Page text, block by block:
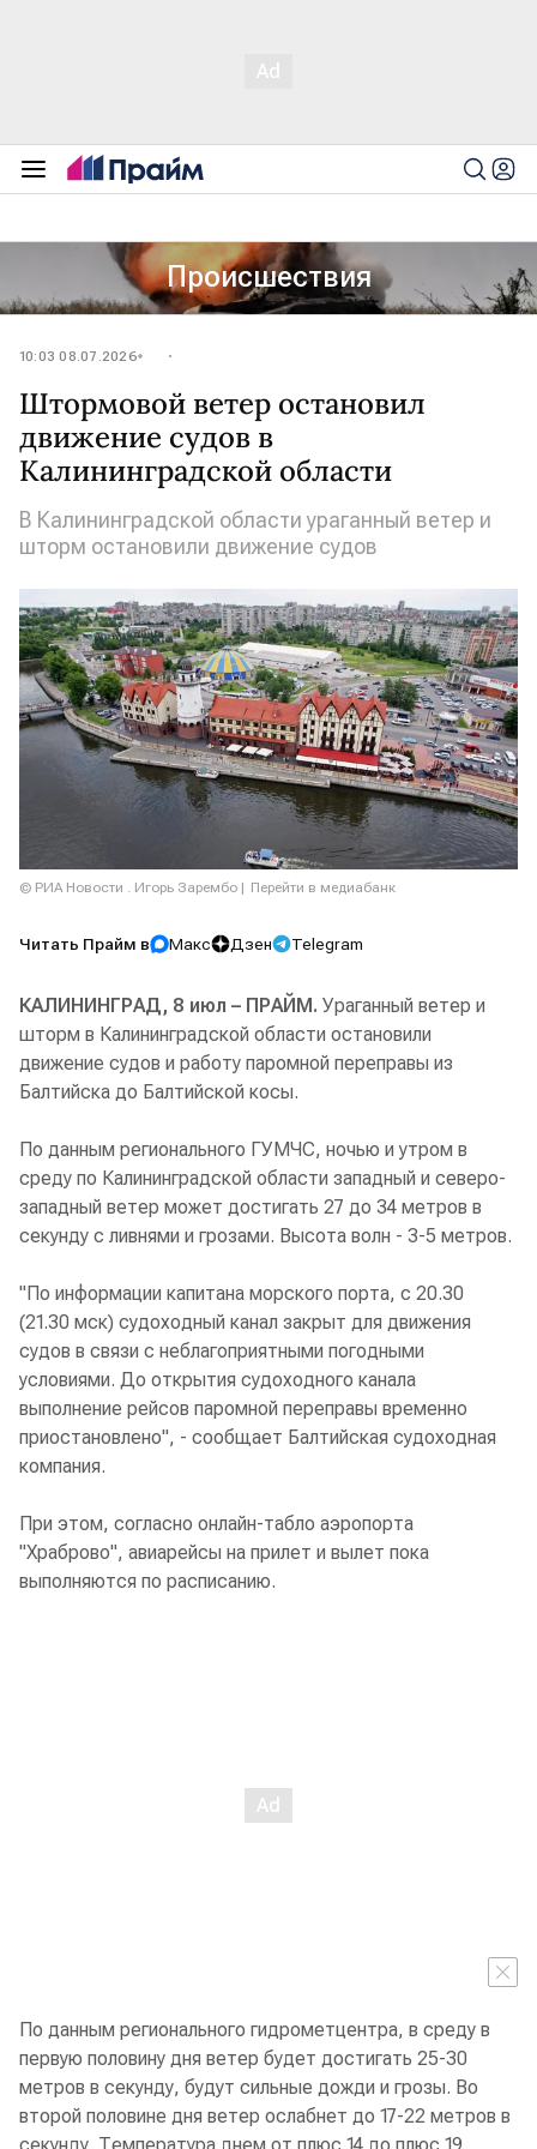
Происшествия
10:03 08.07.2026
Штормовой ветер остановил
движение судов в
Калининградской области
В Калининградской области ураганный ветер и
шторм остановили движение судов
© РИА Новости . Игорь Зарембо Перейти в медиабанк
Читать Прайм в Макс Дзен Telegram
КАЛИНИНГРАД, 8 июл – ПРАЙМ. Ураганный ветер и
шторм в Калининградской области остановили
движение судов и работу паромной переправы из
Балтийска до Балтийской косы.
По данным регионального ГУМЧС, ночью и утром в
среду по Калининградской области западный и северо-
западный ветер может достигать 27 до 34 метров в
секунду с ливнями и грозами. Высота волн - 3-5 метров.
"По информации капитана морского порта, с 20.30
(21.30 мск) судоходный канал закрыт для движения
судов в связи с неблагоприятными погодными
условиями. До открытия судоходного канала
выполнение рейсов паромной переправы временно
приостановлено", - сообщает Балтийская судоходная
компания.
При этом, согласно онлайн-табло аэропорта
"Храброво", авиарейсы на прилет и вылет пока
выполняются по расписанию.
По данным регионального гидрометцентра, в среду в
первую половину дня ветер будет достигать 25-30
метров в секунду, будут сильные дожди и грозы. Во
второй половине дня ветер ослабнет до 17-22 метров в